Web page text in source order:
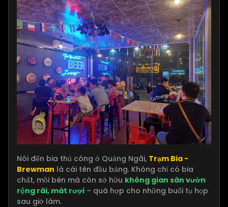
Nói đến bia thủ công ở Quảng Ngãi, Trạm Bia -
Brewman là cái tên đầu bảng. Không chỉ có bia
chất, mồi bén mà còn sở hữu không gian sân vườn
rộng rãi, mát rượi – quá hợp cho những buổi tụ họp
sau giờ làm.